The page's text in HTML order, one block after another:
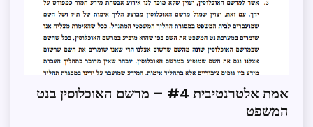
מידע
בקשת
אמת אלטרנטיבית #4 – מרשם האוכלוסין בנט
המשפט